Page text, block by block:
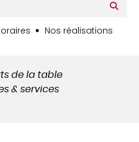
Nos réalisations
de la table
& services